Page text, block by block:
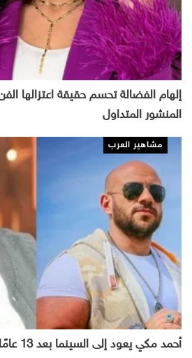
إلهام الفضالة تحسم حقيقة اعتزالها
المنشور المتداول
مشاهير العرب
أحمد